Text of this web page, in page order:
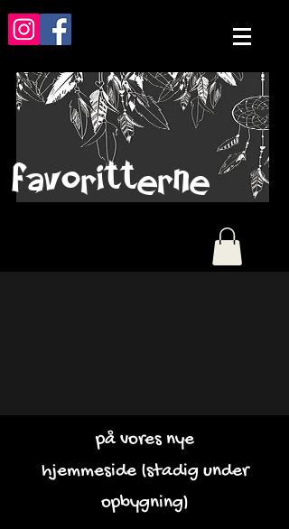
favoritterne
på vores nye
hjemmeside (stadig under
opbygning)